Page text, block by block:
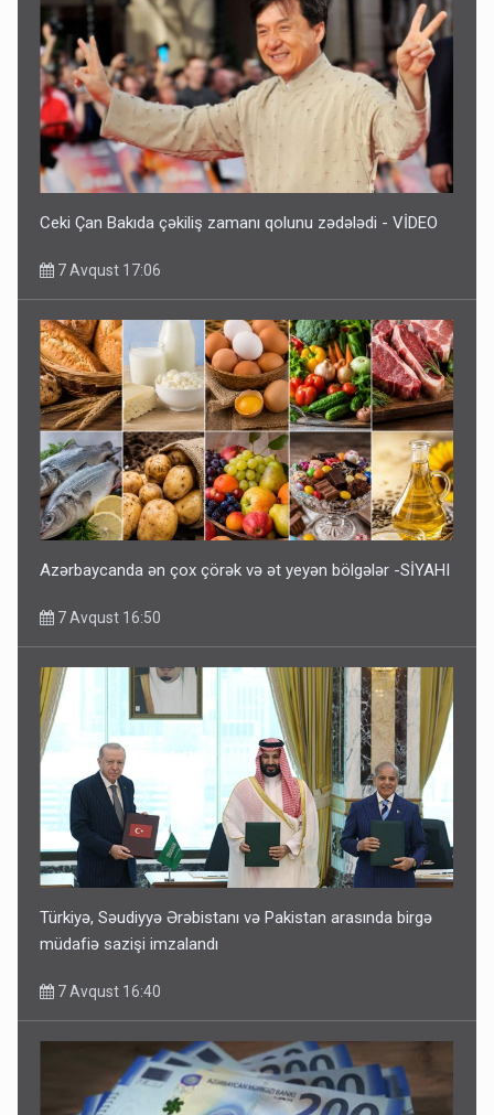
Ceki Çan Bakıda çəkiliş zamanı qolunu zədələdi - VİDEO
7 Avqust 17:06
Azərbaycanda ən çox çörək və ət yeyən bölgələr -SİYAHI
7 Avqust 16:50
Türkiyə, Səudiyyə Ərəbistanı və Pakistan arasında birgə
müdafiə sazişi imzalandı
7 Avqust 16:40